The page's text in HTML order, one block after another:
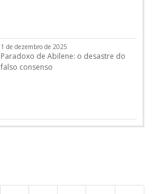
1 de dezembro de 2025
Paradoxo de Abilene: o desastre do
falso consenso